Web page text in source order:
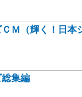
Ｍ（輝く！日本
集編